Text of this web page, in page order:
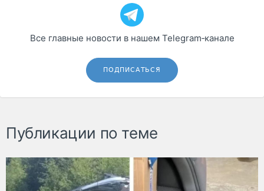
Все главные новости в нашем Telegram‑канале
ПОДПИСАТЬСЯ
Публикации по теме